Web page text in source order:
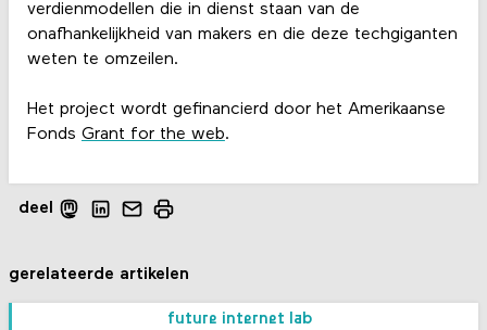
verdienmodellen die in dienst staan van de
onafhankelijkheid van makers en die deze techgiganten
weten te omzeilen.
Het project wordt gefinancierd door het Amerikaanse
Fonds Grant for the web.
deel
gerelateerde artikelen
future internet lab